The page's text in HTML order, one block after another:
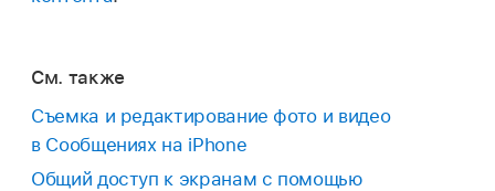
См. также
Съемка и редактирование фото и видео
в Сообщениях на iPhone
Общий доступ к экранам с помощью